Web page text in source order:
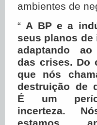
ambientes de
“ A BP e a
seus planos de
adaptando ao
das crises. Do
que nós
destruição de
É um
incerteza.